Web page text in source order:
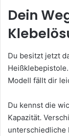
Dein
Du besitzt jetzt
Modell fällt dir
Du kennst die
Kapazität.
unterschiedliche